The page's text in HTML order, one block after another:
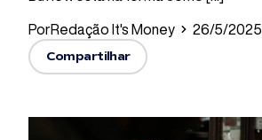
PorRedação It's Money 26/5/2025
Compartilhar